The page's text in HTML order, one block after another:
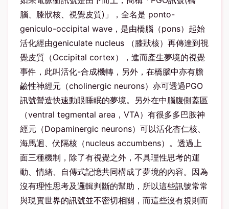
腦、膝狀核、視覺皮質)」，全名是 ponto-
geniculo-occipital wave，是由橋腦（pons）起始
活化經由geniculate nucleus （膝狀核）再傳達到視
覺皮質（Occipital cortex），進而產生夢境的視覺
事件，此叫活化-合成機轉，另外，在橋腦中亦有膽
鹼性神經元（cholinergic neurons）亦可透過PGO
訊號營造快速動眼睡眠的夢境。另外在中腦腹側蓋區
（ventral tegmental area，VTA）有很多多巴胺神
經元（Dopaminergic neurons）可以活化杏仁核、
海馬迴、伏隔核（nucleus accumbens）。透過上
面三種機制，除了有視覺之外，不具理性思考的運
動、情緒、自傳式記憶共同構成了夢境的內容。因為
沒有理性思考及邏輯判斷的幫助，所以這些訊號常常
與現實世界的訊號並不密切相關，而這些沒有規則而